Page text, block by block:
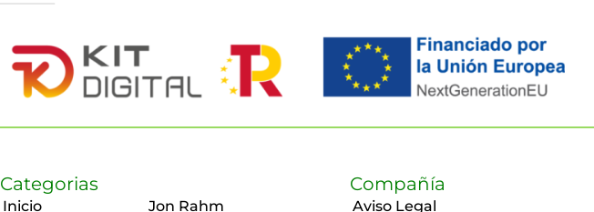
Categorias
Inicio Jon Rahm
Compañía
Aviso Legal